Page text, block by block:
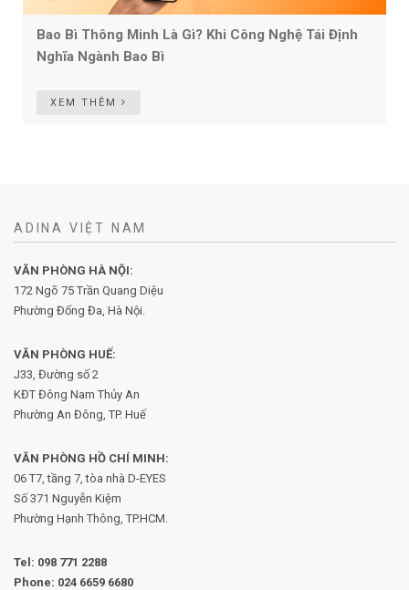
Bao Bì Thông Minh Là Gì? Khi Công Nghệ Tái Định
Nghĩa Ngành Bao Bì
XEM THÊM
ADINA VIỆT NAM
VĂN PHÒNG HÀ NỘI:
172 Ngõ 75 Trần Quang Diệu
Phường Đống Đa, Hà Nội.
VĂN PHÒNG HUẾ:
J33, Đường số 2
KĐT Đông Nam Thủy An
Phường An Đông, TP. Huế
VĂN PHÒNG HỒ CHÍ MINH:
06 T7, tầng 7, tòa nhà D-EYES
Số 371 Nguyễn Kiệm
Phường Hạnh Thông, TP.HCM.
Tel: 098 771 2288
Phone: 024 6659 6680